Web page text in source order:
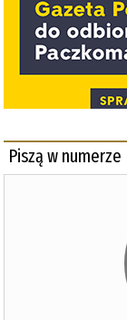
Piszą w numerze